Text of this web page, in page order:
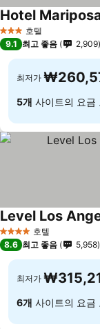
3 성급 호텔
Hotel
9.1 최고 좋음 2,909
최저가
5개 사이트의 요금
4 성급 호텔
Level Los
8.6 최고 좋음 5,958
최저가
6개 사이트의 요금